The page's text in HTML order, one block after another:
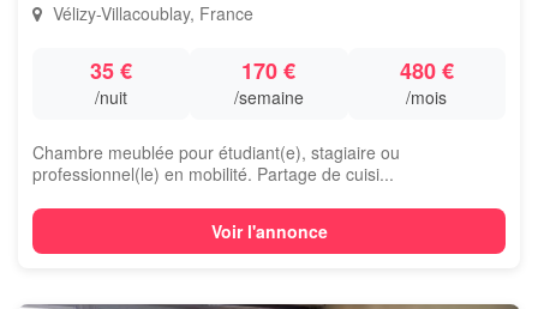
Vélizy-Villacoublay, France
35 €
/nuit
170 €
/semaine
480 €
/mois
Chambre meublée pour étudiant(e), stagiaire ou
professionnel(le) en mobilité. Partage de cuisi...
Voir l'annonce